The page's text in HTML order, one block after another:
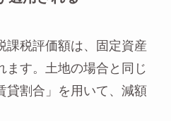
課税評価額は、固定資産
ます。土地の場合と同じ
貸割合」を用いて、減額